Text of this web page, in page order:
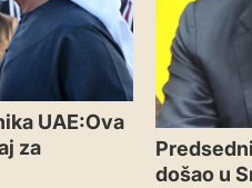
UAE:Ova
za
došao u